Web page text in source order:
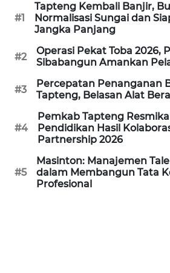
#1
Tapteng Kembali Banjir,
Normalisasi Sungai dan
Jangka Panjang
#2
Operasi Pekat Toba 2026,
Sibabangun Amankan
#3
Percepatan Penanganan
Tapteng, Belasan Alat
#4
Pemkab Tapteng
Pendidikan Hasil
Partnership 2026
#5
Masinton: Manajemen
dalam Membangun Tata
Profesional
WN
PRIANGAN
TIMUR
WN
SEMARANG
WN
SOLO
WN
BOROBUDUR